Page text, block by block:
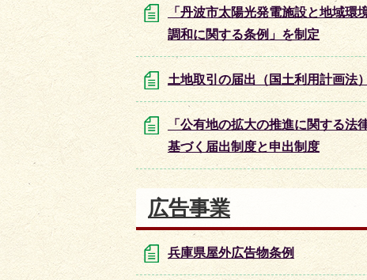
「丹波市太陽光発電施設と地域環
調和に関する条例」を制定
土地取引の届出（国土利用計画法）
「公有地の拡大の推進に関する法
基づく届出制度と申出制度
広告事業
兵庫県屋外広告物条例